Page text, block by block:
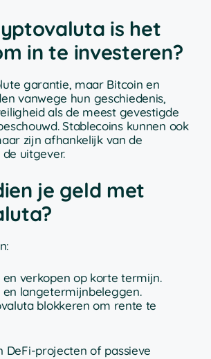
is het
in te investeren?
garantie, maar Bitcoin en
vanwege hun geschiedenis,
als de meest gevestigde
Stablecoins kunnen ook
zijn afhankelijk van de
uitgever.
je geld met
en verkopen op korte termijn.
en langetermijnbeleggen.
blokkeren om rente te
DeFi-projecten of passieve